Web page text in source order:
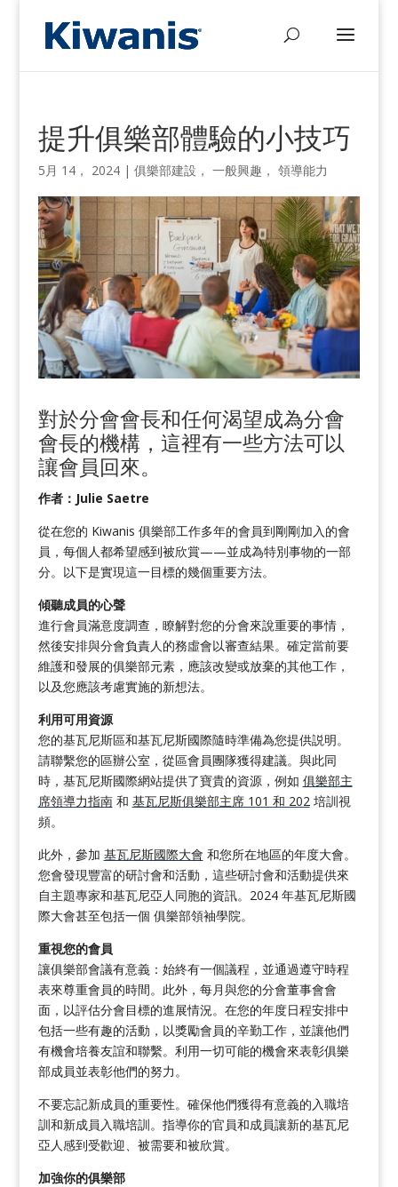
提升俱樂部體驗的小技巧
5月 14， 2024| 俱樂部建設 ， 一般興趣 ， 領導能力
對於分會會長和任何渴望成為分會
會長的機構， 這裡有一些方法可以
讓會員回來。
作者：Julie Saetre
從在您的 Kiwanis 俱樂部工作多年的會員到剛剛加入的會
員，每個人都希望感到被欣賞——並成為特別事物的一部
分。以下是實現這一目標的幾個重要方法。
傾聽成員的心聲
進行會員滿意度調查，瞭解對您的分會來說重要的事情，
然後安排與分會負責人的務虛會以審查結果。確定當前要
維護和發展的俱樂部元素，應該改變或放棄的其他工作，
以及您應該考慮實施的新想法。
利用可用資源
您的基瓦尼斯區和基瓦尼斯國際隨時準備為您提供説明。
請聯繫您的區辦公室，從區會員團隊獲得建議。與此同
時，基瓦尼斯國際網站提供了寶貴的資源，例如 俱樂部主
席領導力指南和 基瓦尼斯俱樂部主席 101 和 202培訓視
頻。
此外，參加 基瓦尼斯國際大會 和您所在地區的年度大會。
您會發現豐富的研討會和活動，這些研討會和活動提供來
自主題專家和基瓦尼亞人同胞的資訊。2024 年基瓦尼斯國
際大會甚至包括一個 俱樂部領袖學院。
重視您的會員
讓俱樂部會議有意義：始終有一個議程，並通過遵守時程
表來尊重會員的時間。此外，每月與您的分會董事會會
面，以評估分會目標的進展情況。在您的年度日程安排中
包括一些有趣的活動，以獎勵會員的辛勤工作，並讓他們
有機會培養友誼和聯繫。利用一切可能的機會來表彰俱樂
部成員並表彰他們的努力。
不要忘記新成員的重要性。確保他們獲得有意義的入職培
訓和新成員入職培訓。指導你的官員和成員讓新的基瓦尼
亞人感到受歡迎、被需要和被欣賞。
加強你的俱樂部